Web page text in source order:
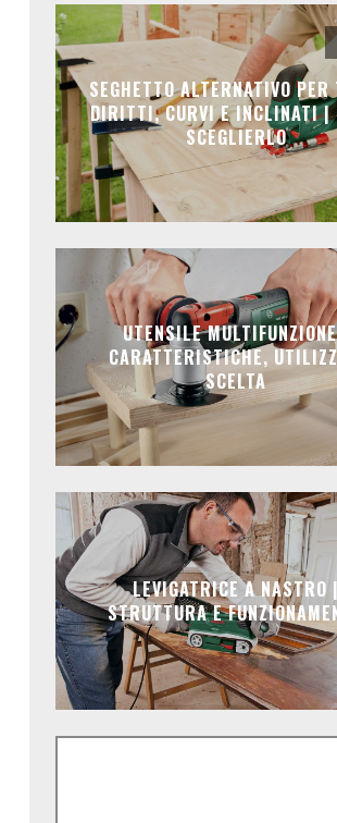
SEGHETTO ALTERNATIVO
DIRITTI, CURVI E INCLINATI |
SCEGLIERLO
UTENSILE
CARATTERISTICHE,
SCELTA
LEVIGATRICE A NASTRO |
STRUTTURA E